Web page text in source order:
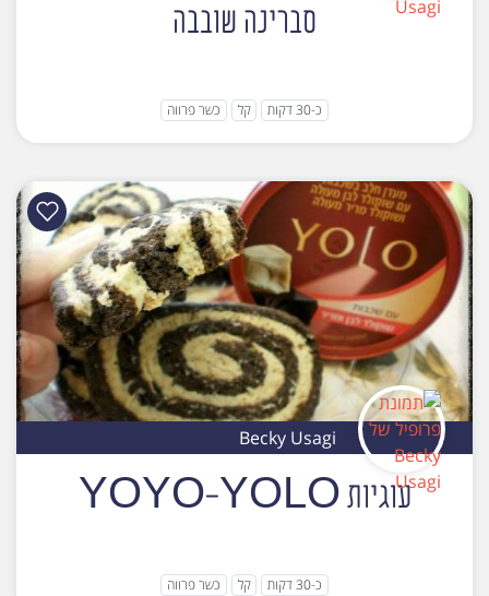
סברינה שובבה
כ-30 דקות קל כשר פרווה
Becky Usagi
עוגיות YOYO-YOLO
כ-30 דקות קל כשר פרווה